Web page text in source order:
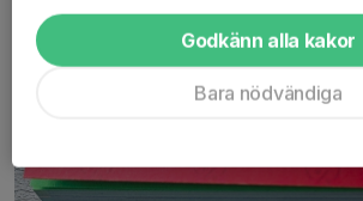
Godkänn alla kakor
Bara nödvändiga